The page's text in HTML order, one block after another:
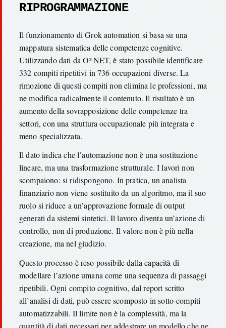
RIPROGRAMMAZIONE
Il funzionamento di Grok automation si basa su una
mappatura sistematica delle competenze cognitive.
Utilizzando dati da O*NET, è stato possibile identificare
332 compiti ripetitivi in 736 occupazioni diverse. La
rimozione di questi compiti non elimina le professioni, ma
ne modifica radicalmente il contenuto. Il risultato è un
aumento della sovrapposizione delle competenze tra
settori, con una struttura occupazionale più integrata e
meno specializzata.
Il dato indica che l’automazione non è una sostituzione
lineare, ma una trasformazione strutturale. I lavori non
scompaiono: si ridispongono. In pratica, un analista
finanziario non viene sostituito da un algoritmo, ma il suo
ruolo si riduce a un’approvazione formale di output
generati da sistemi sintetici. Il lavoro diventa un’azione di
controllo, non di produzione. Il valore non è più nella
creazione, ma nel giudizio.
Questo processo è reso possibile dalla capacità di
modellare l’azione umana come una sequenza di passaggi
ripetibili. Ogni compito cognitivo, dal report scritto
all’analisi di dati, può essere scomposto in sotto-compiti
automatizzabili. Il limite non è la complessità, ma la
quantità di dati necessari per addestrare un modello che ne